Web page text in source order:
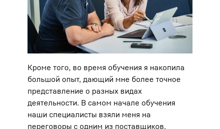
Кроме того, во время обучения я накопила
большой опыт, дающий мне более точное
представление о разных видах
деятельности. В самом начале обучения
наши специалисты взяли меня на
переговоры с одним из поставщиков.